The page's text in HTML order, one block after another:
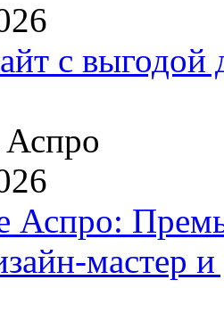
с выгодой
Аспро:
мастер